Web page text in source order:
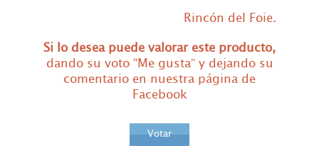
Rincón del Foie.
Si lo desea puede valorar este producto,
dando su voto “Me gusta” y dejando su
comentario en nuestra página de
Facebook
Votar